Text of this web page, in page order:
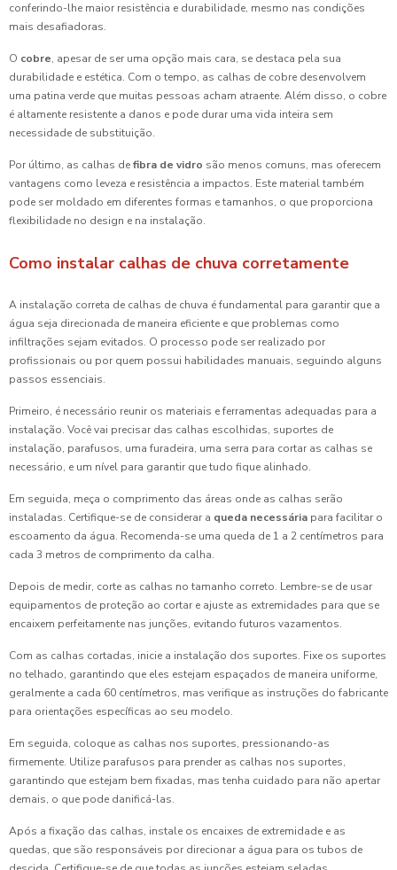
conferindo-lhe maior resistência e durabilidade, mesmo nas condições
mais desafiadoras.
O cobre, apesar de ser uma opção mais cara, se destaca pela sua
durabilidade e estética. Com o tempo, as calhas de cobre desenvolvem
uma patina verde que muitas pessoas acham atraente. Além disso, o cobre
é altamente resistente a danos e pode durar uma vida inteira sem
necessidade de substituição.
Por último, as calhas defibra de vidro são menos comuns, mas oferecem
vantagens como leveza e resistência a impactos. Este material também
pode ser moldado em diferentes formas e tamanhos, o que proporciona
flexibilidade no design e na instalação.
Como instalar calhas de chuva corretamente
A instalação correta de calhas de chuva é fundamental para garantir que a
água seja direcionada de maneira eficiente e que problemas como
infiltrações sejam evitados. O processo pode ser realizado por
profissionais ou por quem possui habilidades manuais, seguindo alguns
passos essenciais.
Primeiro, é necessário reunir os materiais e ferramentas adequadas para a
instalação. Você vai precisar das calhas escolhidas, suportes de
instalação, parafusos, uma furadeira, uma serra para cortar as calhas se
necessário, e um nível para garantir que tudo fique alinhado.
Em seguida, meça o comprimento das áreas onde as calhas serão
instaladas. Certifique-se de considerar a queda necessária para facilitar o
escoamento da água. Recomenda-se uma queda de 1 a 2 centímetros para
cada 3 metros de comprimento da calha.
Depois de medir, corte as calhas no tamanho correto. Lembre-se de usar
equipamentos de proteção ao cortar e ajuste as extremidades para que se
encaixem perfeitamente nas junções, evitando futuros vazamentos.
Com as calhas cortadas, inicie a instalação dos suportes. Fixe os suportes
no telhado, garantindo que eles estejam espaçados de maneira uniforme,
geralmente a cada 60 centímetros, mas verifique as instruções do fabricante
para orientações específicas ao seu modelo.
Em seguida, coloque as calhas nos suportes, pressionando-as
firmemente. Utilize parafusos para prender as calhas nos suportes,
garantindo que estejam bem fixadas, mas tenha cuidado para não apertar
demais, o que pode danificá-las.
Após a fixação das calhas, instale os encaixes de extremidade e as
quedas, que são responsáveis por direcionar a água para os tubos de